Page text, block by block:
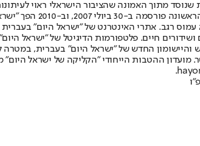
מתוך האמונה שהציבור הישראלי ראוי
תשלום.
ושידורים חיים. פלטפורמות הדיגיטל של "ישראל
החדש והיישומון החדש של "ישראל היום" בעברית,
מועדון ההטבות הייחודי "הקליקה של ישראל